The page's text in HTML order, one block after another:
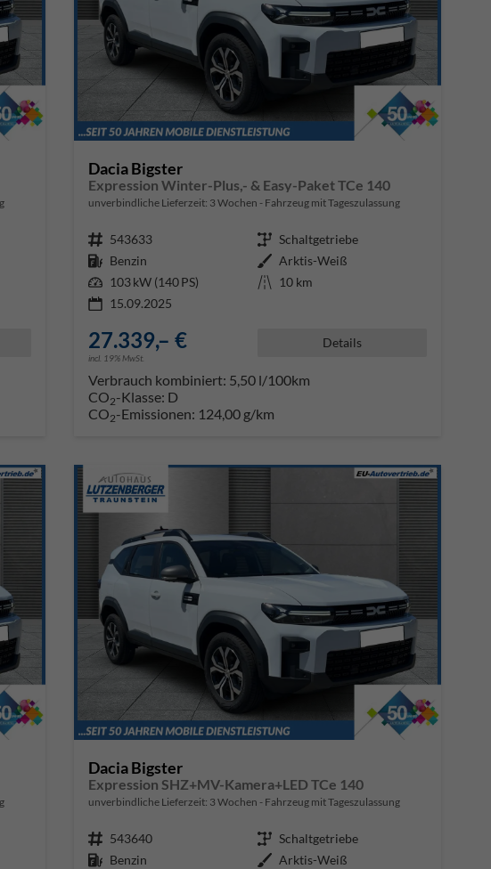
Dacia Bigster
Expression Winter-Plus,- & Easy-Paket TCe 140
unverbindliche Lieferzeit: 3 Wochen Fahrzeug mit Tageszulassung
Fahrzeugnr. 543633 Getriebe Schaltgetriebe
Kraftstoff Benzin Außenfarbe Arktis-Weiß
Leistung 103 kW (140 PS) Kilometerstand 10 km
15.09.2025
27.339,– €
incl. 19% MwSt.
Details
Verbrauch kombiniert: 5,50 l/100km
CO2-Klasse: D
CO2-Emissionen: 124,00 g/km
Dacia Bigster
Expression SHZ+MV-Kamera+LED TCe 140
unverbindliche Lieferzeit: 3 Wochen Fahrzeug mit Tageszulassung
Fahrzeugnr. 543640 Getriebe Schaltgetriebe
Kraftstoff Benzin Außenfarbe Arktis-Weiß